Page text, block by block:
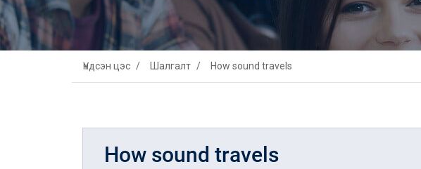
Үндсэн цэс Шалгалт How sound travels
How sound travels